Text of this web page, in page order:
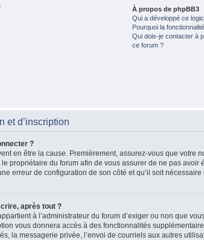
À propos de phpBB3
Qui a développé ce
Pourquoi la
Qui dois-je contacter à
ce forum ?
et d’inscription
?
en être la cause. Premièrement, assurez-vous que votre
le propriétaire du forum afin de vous assurer de ne pas
erreur de configuration de son côté et qu’il soit nécessaire
après tout ?
à l’administrateur du forum d’exiger ou non que
vous donnera accès à des fonctionnalités
la messagerie privée, l’envoi de courriels aux autres